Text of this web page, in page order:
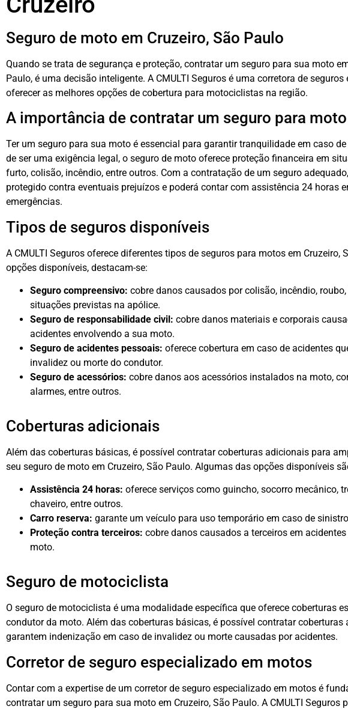
Seguro de moto em Cruzeiro, São Paulo
Quando se trata de segurança e proteção, contratar um seguro para sua moto
Paulo, é uma decisão inteligente. A CMULTI Seguros é uma corretora de
oferecer as melhores opções de cobertura para motociclistas na região.
A importância de contratar um seguro para moto
Ter um seguro para sua moto é essencial para garantir tranquilidade em caso
de ser uma exigência legal, o seguro de moto oferece proteção financeira em
furto, colisão, incêndio, entre outros. Com a contratação de um seguro
protegido contra eventuais prejuízos e poderá contar com assistência 24 horas
emergências.
Tipos de seguros disponíveis
A CMULTI Seguros oferece diferentes tipos de seguros para motos em Cruzeiro,
opções disponíveis, destacam-se:
Seguro compreensivo: cobre danos causados por colisão, incêndio,
situações previstas na apólice.
Seguro de responsabilidade civil: cobre danos materiais e corporais
acidentes envolvendo a sua moto.
Seguro de acidentes pessoais: oferece cobertura em caso de acidentes
invalidez ou morte do condutor.
Seguro de acessórios: cobre danos aos acessórios instalados na moto,
alarmes, entre outros.
Coberturas adicionais
Além das coberturas básicas, é possível contratar coberturas adicionais para
seu seguro de moto em Cruzeiro, São Paulo. Algumas das opções disponíveis
Assistência 24 horas: oferece serviços como guincho, socorro mecânico,
chaveiro, entre outros.
Carro reserva: garante um veículo para uso temporário em caso de
Proteção contra terceiros: cobre danos causados a terceiros em
moto.
Seguro de motociclista
O seguro de motociclista é uma modalidade específica que oferece coberturas
condutor da moto. Além das coberturas básicas, é possível contratar coberturas
garantem indenização em caso de invalidez ou morte causadas por acidentes.
Corretor de seguro especializado em motos
Contar com a expertise de um corretor de seguro especializado em motos é
contratar um seguro para sua moto em Cruzeiro, São Paulo. A CMULTI Seguros